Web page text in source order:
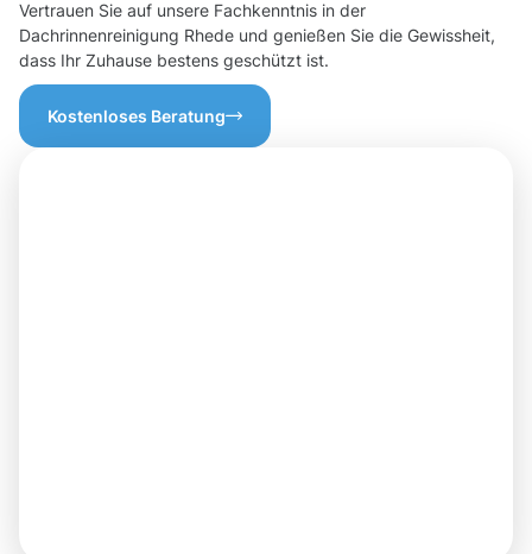
Vertrauen Sie auf unsere Fachkenntnis in der
Dachrinnenreinigung Rhede und genießen Sie die Gewissheit,
dass Ihr Zuhause bestens geschützt ist.
Kostenloses Beratung